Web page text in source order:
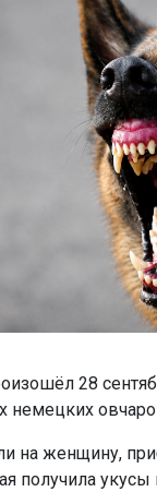
28
немецких
на женщину,
получила укусы